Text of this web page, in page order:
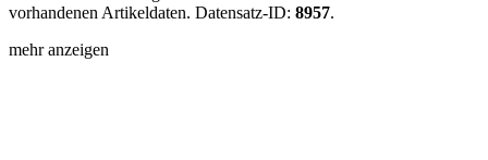
vorhandenen Artikeldaten. Datensatz-ID: 8957.
mehr anzeigen